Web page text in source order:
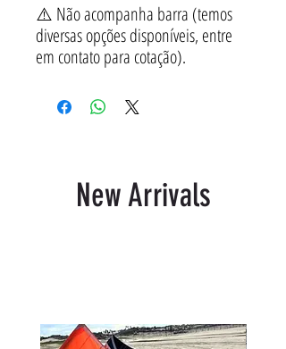
⚠️ Não acompanha barra (temos
diversas opções disponíveis, entre
em contato para cotação).
New Arrivals